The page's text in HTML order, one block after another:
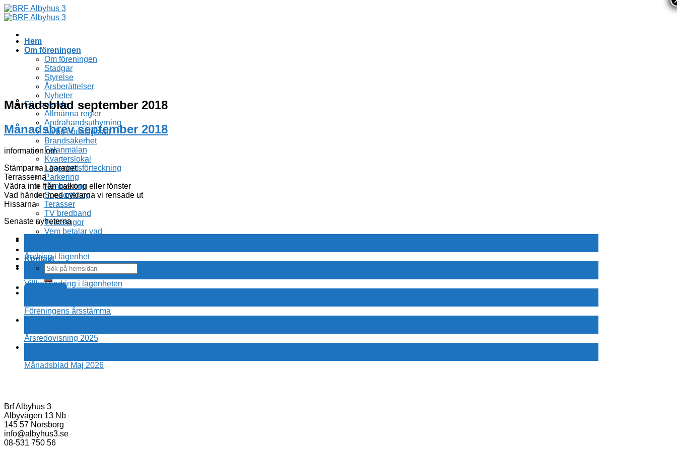
Skip
to
Hem
Om föreningen
Om föreningen
Stadgar
Styrelse
Årsberättelser
Nyheter
För boende
Allmänna regler
Andrahandsuthyrning
Att bo i bostadsrätt
Brandsäkerhet
Felanmälan
Kvarterslokal
Lägenhetsförteckning
Parkering
Renovering
Sopsortering
Terasser
TV bredband
Tvättstugor
Vem betalar vad
Kontakt
Felanmälan
Månadsblad september 2018
Månadsbrev september 2018
information om
Stämparna i garaget
Terrasserna
Vädra inte från balkong eller fönster
Vad händer med cyklarna vi rensade ut
Hissarna
Senaste nyheterna
Ändring i lägenhet
Villkor ändring i lägenheten
Föreningens årsstämma
Årsredovisning 2025
Månadsblad Maj 2026
Brf Albyhus 3
Albyvägen 13 Nb
145 57 Norsborg
info@albyhus3.se
08-531 750 56